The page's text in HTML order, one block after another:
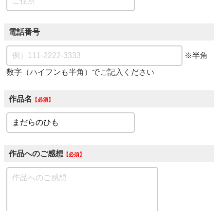
電話番号
※半角
数字（ハイフンも半角）でご記入ください
作品名 必須
作品へのご感想 必須